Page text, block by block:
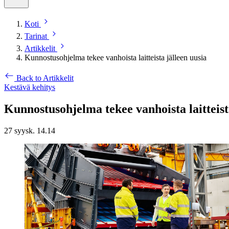
Koti
Tarinat
Artikkelit
Kunnostusohjelma tekee vanhoista laitteista jälleen uusia
Back to Artikkelit
Kestävä kehitys
Kunnostusohjelma tekee vanhoista
27 syysk. 14.14